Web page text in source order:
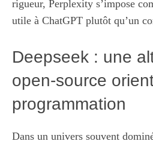
rigueur, Perplexity s’impose
utile à ChatGPT plutôt qu’un
Deepseek : une
open-source
programmation
Dans un univers souvent